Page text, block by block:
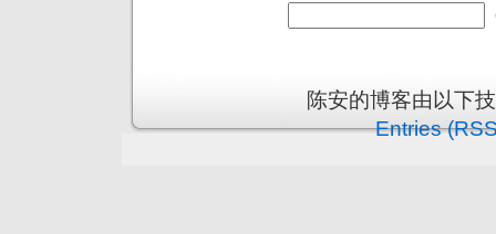
陈安的博客由以下
Entries